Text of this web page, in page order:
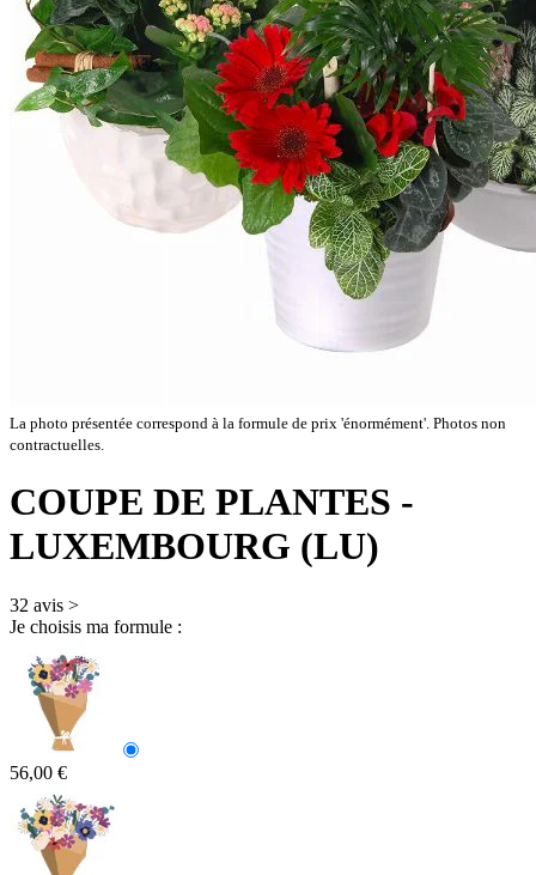
La photo présentée correspond à la formule de prix 'énormément'. Photos non
contractuelles.
COUPE DE PLANTES -
LUXEMBOURG (LU)
32 avis >
Je choisis ma formule :
56,00 €